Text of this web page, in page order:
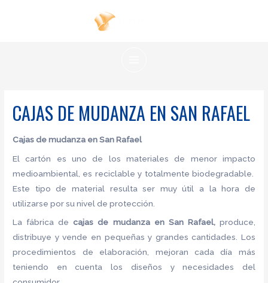
CAJAS DE MUDANZA EN SAN RAFAEL
Cajas de mudanza en San Rafael
El cartón es uno de los materiales de menor impacto
medioambiental, es reciclable y totalmente biodegradable.
Este tipo de material resulta ser muy útil a la hora de
utilizarse por su nivel de protección.
La fábrica decajas de mudanza en San Rafael,produce,
distribuye y vende en pequeñas y grandes cantidades. Los
procedimientos de elaboración, mejoran cada día más
teniendo en cuenta los diseños y necesidades del